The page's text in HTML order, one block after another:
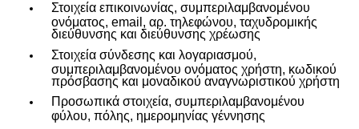
Στοιχεία επικοινωνίας, συμπεριλαμβανομένου
ονόματος, email, αρ. τηλεφώνου, ταχυδρομικής
διεύθυνσης και διεύθυνσης χρέωσης
Στοιχεία σύνδεσης και λογαριασμού,
συμπεριλαμβανομένου ονόματος χρήστη, κωδικού
πρόσβασης και μοναδικού αναγνωριστικού χρήστη
Προσωπικά στοιχεία, συμπεριλαμβανομένου
φύλου, πόλης, ημερομηνίας γέννησης